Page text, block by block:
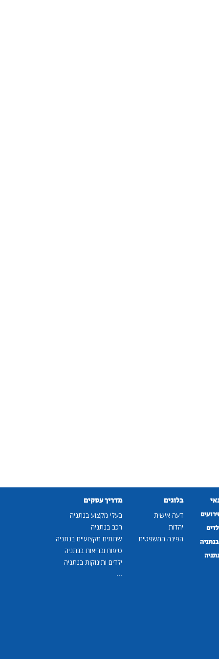
בלוגים
דעה אישית
יהדות
הפינה המשפטית
מדריך עסקים
בעלי מקצוע בנתניה
רכב בנתניה
שרותים מקצועיים בנתניה
טיפוח ובריאות בנתניה
ילדים ותינוקות בנתניה